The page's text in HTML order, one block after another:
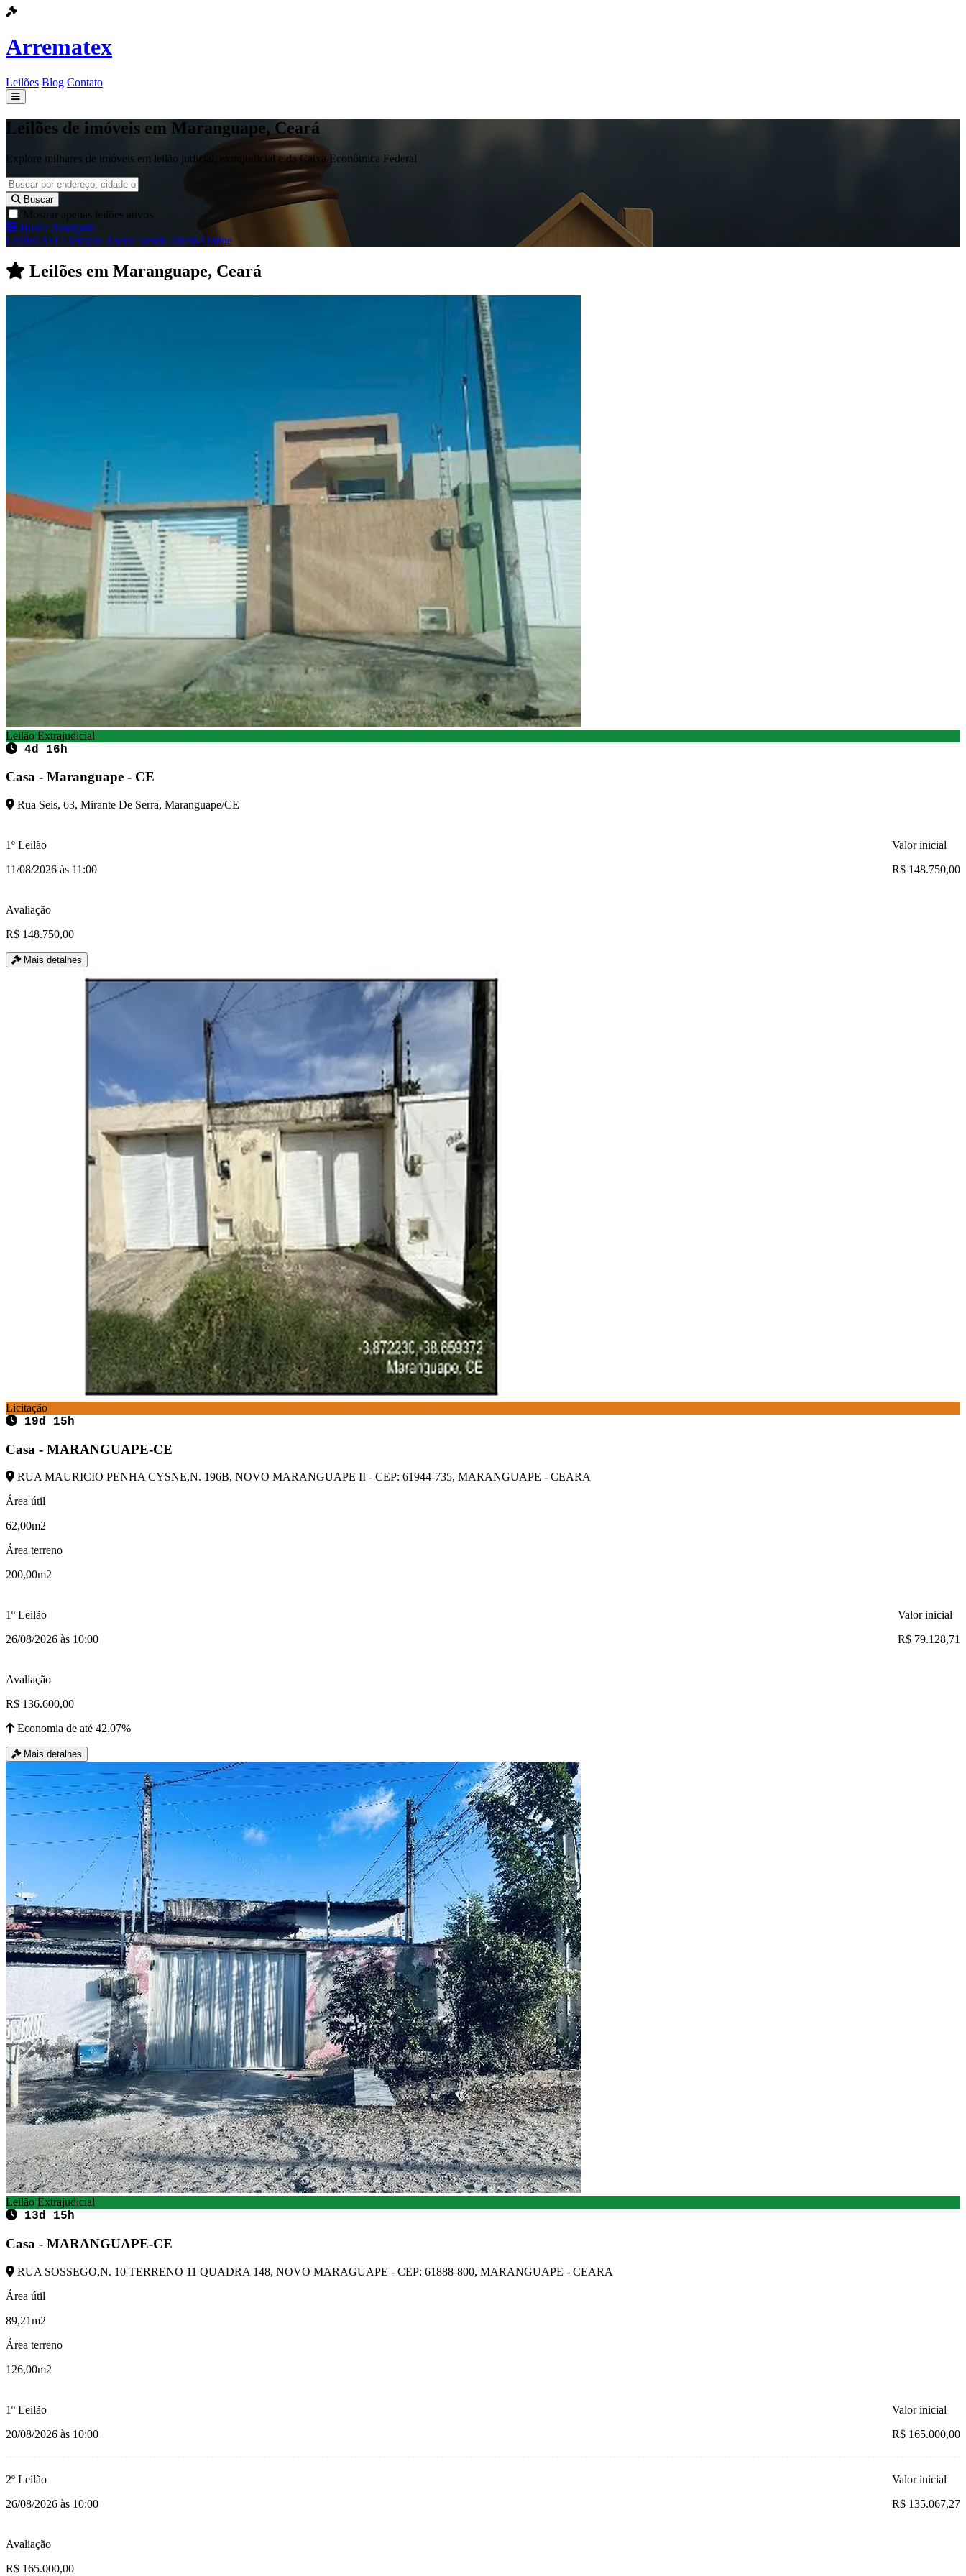
Arrematex
Leilões Blog Contato
Leilões
Contato
Leilões de imóveis em Maranguape, Ceará
Explore milhares de imóveis em leilão judicial, extrajudicial e da Caixa Econômica Federal
Buscar
Mostrar apenas leilões ativos
Busca Avançada
Leilões SFI Licitação Aberta Venda Direta Online
Leilões em Maranguape, Ceará
Leilão Extrajudicial
4d 16h
Casa - Maranguape - CE
Rua Seis, 63, Mirante De Serra, Maranguape/CE
1º Leilão
11/08/2026 às 11:00
Valor inicial
R$ 148.750,00
Avaliação
R$ 148.750,00
Mais detalhes
Licitação
19d 15h
Casa - MARANGUAPE-CE
RUA MAURICIO PENHA CYSNE,N. 196B, NOVO MARANGUAPE II - CEP: 61944-735, MARANGUAPE - CEARA
Área útil
62,00m2
Área terreno
200,00m2
1º Leilão
26/08/2026 às 10:00
Valor inicial
R$ 79.128,71
Avaliação
R$ 136.600,00
Economia de até 42.07%
Mais detalhes
Leilão Extrajudicial
13d 15h
Casa - MARANGUAPE-CE
RUA SOSSEGO,N. 10 TERRENO 11 QUADRA 148, NOVO MARAGUAPE - CEP: 61888-800, MARANGUAPE - CEARA
Área útil
89,21m2
Área terreno
126,00m2
1º Leilão
20/08/2026 às 10:00
Valor inicial
R$ 165.000,00
2º Leilão
26/08/2026 às 10:00
Valor inicial
R$ 135.067,27
Avaliação
R$ 165.000,00